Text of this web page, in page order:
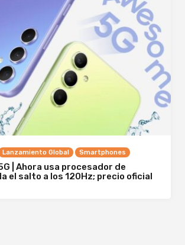
Lanzamiento Global Smartphones
| Ahora usa procesador de
el salto a los 120Hz; precio oficial